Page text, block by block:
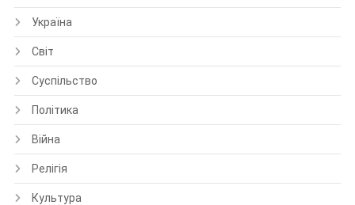
Україна
Світ
Суспільство
Політика
Війна
Релігія
Культура